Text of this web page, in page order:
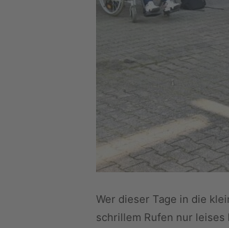
Wer dieser Tage in die
schrillem Rufen nur leises